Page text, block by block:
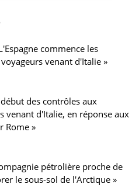
commence les
venant d'Italie »
des contrôles aux
venant d'Italie, en réponse aux
Rome »
pétrolière proche de
le sous-sol de l'Arctique »